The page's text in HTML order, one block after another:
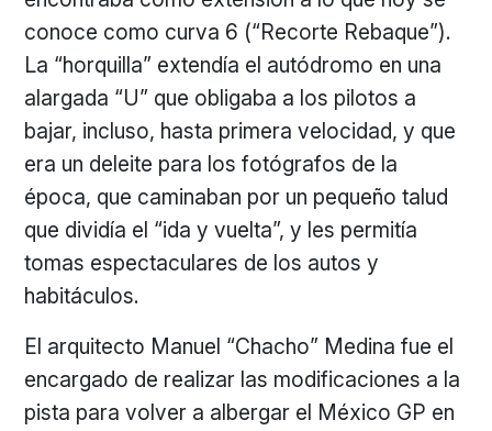
conoce como curva 6 (“Recorte Rebaque”).
La “horquilla” extendía el autódromo en una
alargada “U” que obligaba a los pilotos a
bajar, incluso, hasta primera velocidad, y que
era un deleite para los fotógrafos de la
época, que caminaban por un pequeño talud
que dividía el “ida y vuelta”, y les permitía
tomas espectaculares de los autos y
habitáculos.
El arquitecto Manuel “Chacho” Medina fue el
encargado de realizar las modificaciones a la
pista para volver a albergar el México GP en